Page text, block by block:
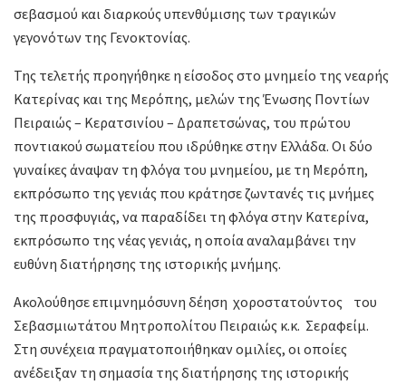
σεβασμού και διαρκούς υπενθύμισης των τραγικών
γεγονότων της Γενοκτονίας.
Της τελετής προηγήθηκε η είσοδος στο μνημείο της νεαρής
Κατερίνας και της Μερόπης, μελών της Ένωσης Ποντίων
Πειραιώς – Κερατσινίου – Δραπετσώνας, του πρώτου
ποντιακού σωματείου που ιδρύθηκε στην Ελλάδα. Οι δύο
γυναίκες άναψαν τη φλόγα του μνημείου, με τη Μερόπη,
εκπρόσωπο της γενιάς που κράτησε ζωντανές τις μνήμες
της προσφυγιάς, να παραδίδει τη φλόγα στην Κατερίνα,
εκπρόσωπο της νέας γενιάς, η οποία αναλαμβάνει την
ευθύνη διατήρησης της ιστορικής μνήμης.
Ακολούθησε επιμνημόσυνη δέηση χοροστατούντος του
Σεβασμιωτάτου Μητροπολίτου Πειραιώς κ.κ. Σεραφείμ.
Στη συνέχεια πραγματοποιήθηκαν ομιλίες, οι οποίες
ανέδειξαν τη σημασία της διατήρησης της ιστορικής